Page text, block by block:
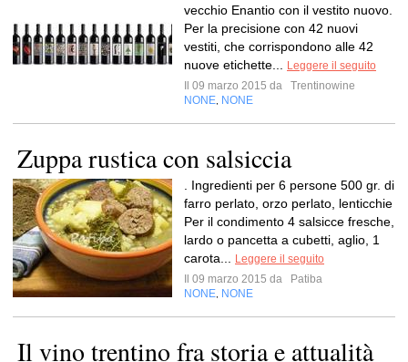
vecchio Enantio con il vestito nuovo.
Per la precisione con 42 nuovi
vestiti, che corrispondono alle 42
nuove etichette...
Leggere il seguito
Il 09 marzo 2015 da
Trentinowine
NONE NONE
Zuppa rustica con salsiccia
. Ingredienti per 6 persone 500 gr. di
farro perlato, orzo perlato, lenticchie
Per il condimento 4 salsicce fresche,
lardo o pancetta a cubetti, aglio, 1
carota...
Leggere il seguito
Il 09 marzo 2015 da
Patiba
NONE NONE
Il vino trentino fra storia e attualità